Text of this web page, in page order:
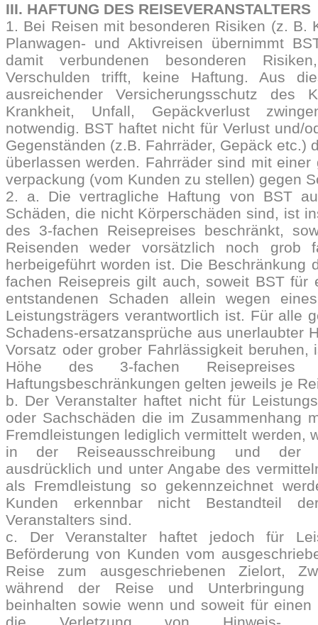
III. HAFTUNG DES REISEVERANSTALTERS
1. Bei Reisen mit besonderen Risiken (z. B.
Planwagen- und Aktivreisen übernimmt
damit verbundenen besonderen
Verschulden trifft, keine Haftung. Aus
ausreichender Versicherungsschutz
Krankheit, Unfall, Gepäckverlust
notwendig. BST haftet nicht für Verlust und/
Gegenständen (z.B. Fahrräder, Gepäck etc.)
überlassen werden. Fahrräder sind mit einer
verpackung (vom Kunden zu stellen) gegen
2. a. Die vertragliche Haftung von BST
Schäden, die nicht Körperschäden sind, ist
des 3-fachen Reisepreises beschränkt,
Reisenden weder vorsätzlich noch grob
herbeigeführt worden ist. Die Beschränkung
fachen Reisepreis gilt auch, soweit BST für
entstandenen Schaden allein wegen
Leistungsträgers verantwortlich ist. Für alle
Schadens-ersatzansprüche aus unerlaubter
Vorsatz oder grober Fahrlässigkeit beruhen,
Höhe des 3-fachen Reisepreises
Haftungsbeschränkungen gelten jeweils je
b. Der Veranstalter haftet nicht für
oder Sachschäden die im Zusammenhang
Fremdleistungen lediglich vermittelt werden,
in der Reiseausschreibung und der
ausdrücklich und unter Angabe des
als Fremdleistung so gekennzeichnet
Kunden erkennbar nicht Bestandteil
Veranstalters sind.
c. Der Veranstalter haftet jedoch für
Beförderung von Kunden vom
Reise zum ausgeschriebenen Zielort,
während der Reise und Unterbringung
beinhalten sowie wenn und soweit für